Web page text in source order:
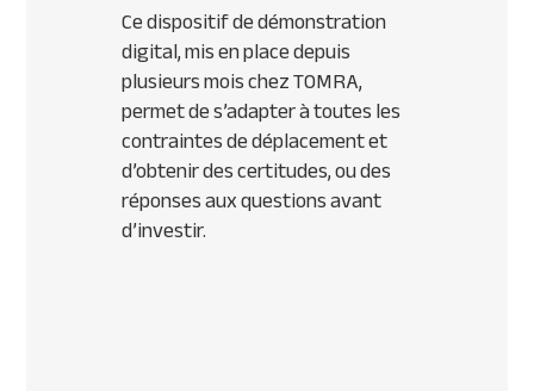
Ce dispositif de démonstration
digital, mis en place depuis
plusieurs mois chez TOMRA,
permet de s’adapter à toutes les
contraintes de déplacement et
d’obtenir des certitudes, ou des
réponses aux questions avant
d’investir.